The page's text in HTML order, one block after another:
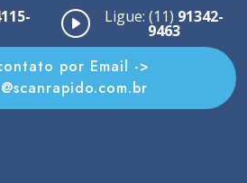
Ligue: (11) 91342-
9463
-
por Email ->